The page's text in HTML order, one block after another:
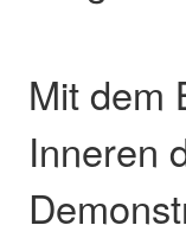
Mit dem
Inneren